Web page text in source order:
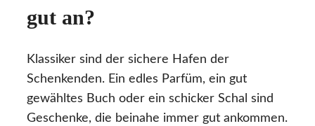
gut an?
Klassiker sind der sichere Hafen der
Schenkenden. Ein edles Parfüm, ein gut
gewähltes Buch oder ein schicker Schal sind
Geschenke, die beinahe immer gut ankommen.